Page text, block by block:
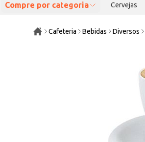
Compre por categoria Cervejas
Cafeteria Bebidas Diversos